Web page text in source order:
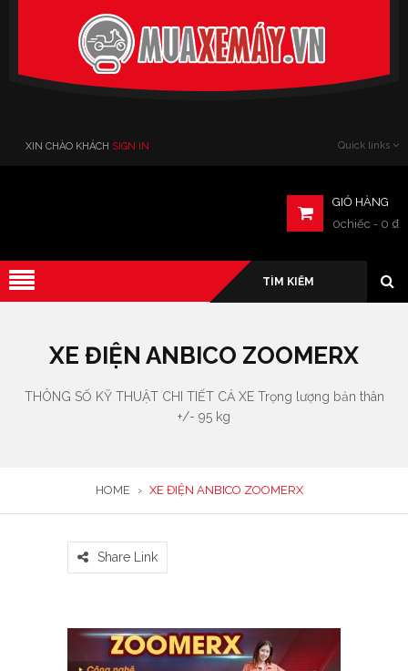
XIN CHÀO KHÁCH SIGN IN Quick links
GIỎ HÀNG
0chiếc - 0 ₫
XE ĐIỆN ANBICO ZOOMERX
THÔNG SỐ KỸ THUẬT CHI TIẾT CẢ XE Trọng lượng bản thân
+/- 95 kg
HOME › XE ĐIỆN ANBICO ZOOMERX
Share Link